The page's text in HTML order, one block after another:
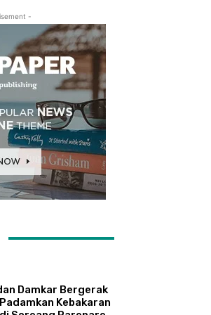
-
Damkar Bergerak
Kebakaran